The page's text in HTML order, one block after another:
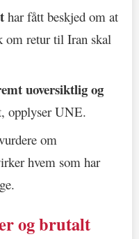
har fått beskjed om at
om retur til Iran skal
uoversiktlig og
opplyser UNE.
om
hvem som har
og brutalt